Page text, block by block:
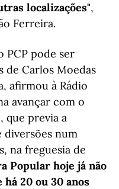
localizações",
Ferreira.
PCP pode ser
de Carlos Moedas
afirmou à Rádio
avançar com o
que previa a
diversões num
na freguesia de
Popular hoje já não
20 ou 30 anos